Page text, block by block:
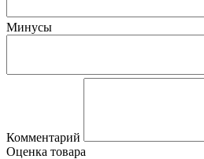
Минусы
Комментарий
Оценка товара